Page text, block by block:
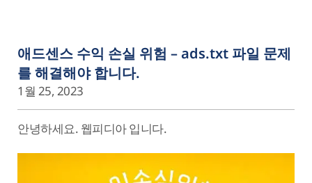
애드센스 수익 손실 위험 – ads.txt 파일 문제
를 해결해야 합니다.
1월 25, 2023
안녕하세요. 웹피디아 입니다.